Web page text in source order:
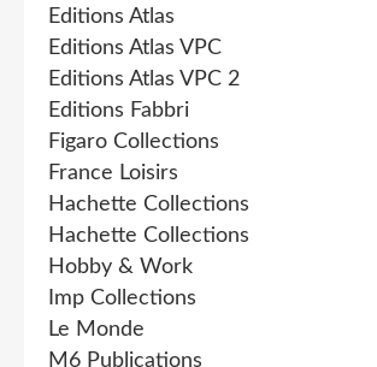
Editions Atlas
Editions Atlas VPC
Editions Atlas VPC 2
Editions Fabbri
Figaro Collections
France Loisirs
Hachette Collections
Hachette Collections
Hobby & Work
Imp Collections
Le Monde
M6 Publications